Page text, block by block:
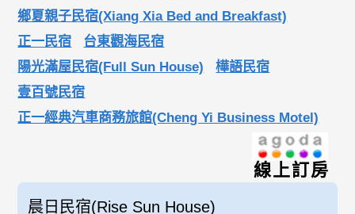
鄉夏親子民宿(Xiang Xia Bed and Breakfast)
正一民宿
台東觀海民宿
陽光滿屋民宿(Full Sun House)
樺語民宿
壹百號民宿
正一經典汽車商務旅館(Cheng Yi Business Motel)
線上訂房
晨日民宿(Rise Sun House)